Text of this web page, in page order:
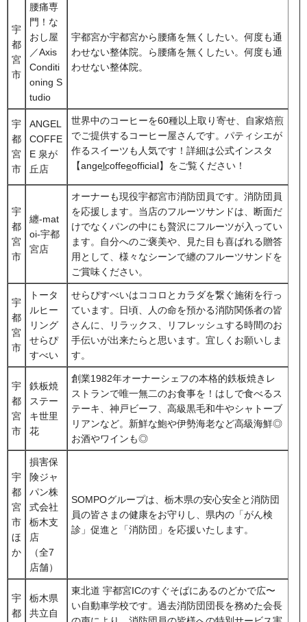
宇
都
宮
市
腰痛専
門！な
おし屋
／Axis
Conditi
oning S
tudio
宇都宮か宇都宮から腰痛を無くしたい。何度も通
わせない整体院。ら腰痛を無くしたい。何度も通
わせない整体院。
宇
都
宮
市
ANGEL
COFFE
E 泉が
丘店
世界中のコーヒーを60種以上取り寄せ、自家焙煎
でご提供するコーヒー屋さんです。パティシエが
作るスイーツも人気です！詳細は公式インスタ
【angel̲coffee̲official】をご覧ください！
宇
都
宮
市
纏-mat
oi-宇都
宮店
オーナーも現役宇都宮市消防団員です。消防団員
を応援します。当店のフルーツサンドは、断面だ
けでなくパンの中にも贅沢にフルーツが入ってい
ます。自分へのご褒美や、見た目も喜ばれる贈答
用として、様々なシーンで纏のフルーツサンドを
ご賞味ください。
宇
都
宮
市
トータ
ルヒー
リング
せらぴ
すべい
せらぴすべいはココロとカラダを繋ぐ施術を行っ
ています。日頃、人の命を預かる消防関係者の皆
さんに、リラックス、リフレッシュする時間のお
手伝いが出来たらと思います。宜しくお願いしま
す。
宇
都
宮
市
鉄板焼
ステー
キ世里
花
創業1982年オーナーシェフの本格的鉄板焼きレ
ストランで唯一無二のお食事を！はしで食べるス
テーキ、神戸ビーフ、高級黒毛和牛やシャトーブ
リアンなど。新鮮な鮑や伊勢海老など高級海鮮◎
お酒やワインも◎
宇
都
宮
市
ほ
か
損害保
険ジャ
パン株
式会社
栃木支
店
（全7
店舗）
SOMPOグループは、栃木県の安心安全と消防団
員の皆さまの健康をお守りし、県内の「がん検
診」促進と「消防団」を応援いたします。
宇
都
栃木県
共立自
東北道 宇都宮ICのすぐそばにあるのどかで広〜
い自動車学校です。過去消防団団長を務めた会長